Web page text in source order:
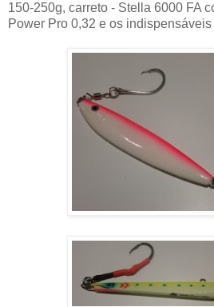
150-250g, carreto - Stella 6000 FA
Power Pro 0,32 e os indispensáveis